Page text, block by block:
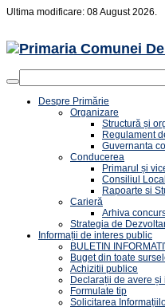
Ultima modificare: 08 August 2026.
Despre Primărie
Organizare
Structură și
Regulament
Guvernanta
Conducerea
Primarul și
Consiliul Local
Rapoarte si
Carieră
Arhiva
Strategia de
Informații de interes public
BULETIN
Buget din toate
Achizitii publice
Declarații de avere și
Formulate tip
Solicitarea